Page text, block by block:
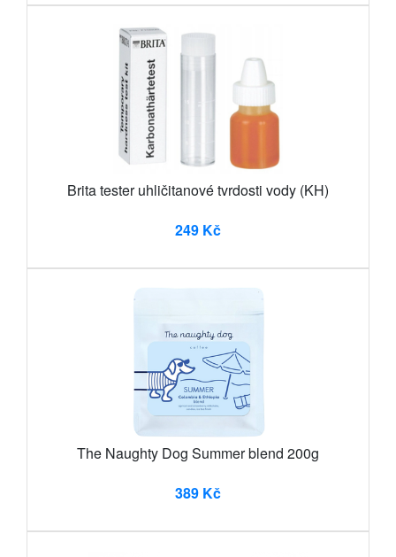
Brita tester uhličitanové tvrdosti vody (KH)
249 Kč
The Naughty Dog Summer blend 200g
389 Kč